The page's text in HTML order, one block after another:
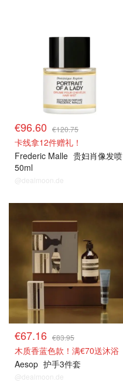
€96.60 €120.75
卡线拿12件赠礼！
Frederic Malle 贵妇肖像发喷
50ml
@dealmoon.de
€67.16 €83.95
木质香蓝色款！满€70送沐浴
Aesop 护手3件套
@dealmoon.de